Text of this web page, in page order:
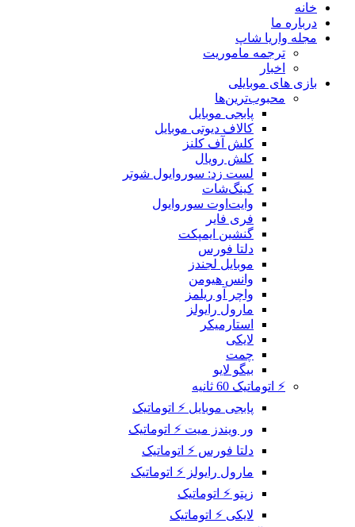
خانه
درباره ما
مجله واریا شاپ
ترجمه ماموریت
اخبار
بازی های موبایلی
محبوب‌ترین‌ها
پابجی موبایل
کالاف دیوتی موبایل
کلش آف کلنز
کلش رویال
لست زد: سوروایول شوتر
کینگ‌شات
وایت‌اوت سوروایول
فری فایر
گنشین ایمپکت
دلتا فورس
موبایل لجندز
وانس هیومن
واچر آو ریلمز
مارول رایولز
استارمیکر
لایکی
چمت
بیگو لایو
⚡ اتوماتیک 60 ثانیه
پابجی موبایل ⚡ اتوماتیک
ور ویندز میت ⚡ اتوماتیک
دلتا فورس ⚡ اتوماتیک
مارول رایولز ⚡ اتوماتیک
زپتو ⚡ اتوماتیک
لایکی ⚡ اتوماتیک